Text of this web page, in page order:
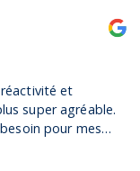
2024-12-04
Travail très pro,
rapide dans la
l'écoute, je